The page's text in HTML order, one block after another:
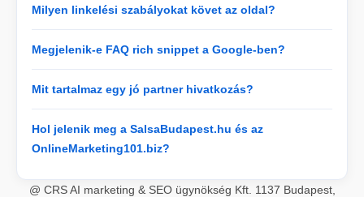
Milyen linkelési szabályokat követ az oldal?
Megjelenik-e FAQ rich snippet a Google-ben?
Mit tartalmaz egy jó partner hivatkozás?
Hol jelenik meg a SalsaBudapest.hu és az
OnlineMarketing101.biz?
@ CRS AI marketing & SEO ügynökség Kft. 1137 Budapest,